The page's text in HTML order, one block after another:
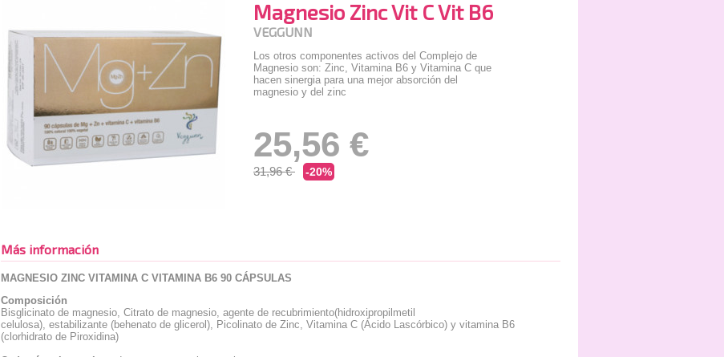
Magnesio Zinc Vit C Vit B6
VEGGUNN
Los otros componentes activos del Complejo de
Magnesio son: Zinc, Vitamina B6 y Vitamina C que
hacen sinergia para una mejor absorción del
magnesio y del zinc
25,56 €
31,96 € -20%
Más información
MAGNESIO ZINC VITAMINA C VITAMINA B6 90 CÁPSULAS
Composición
Bisglicinato de magnesio, Citrato de magnesio, agente de recubrimiento(hidroxipropilmetil
celulosa), estabilizante (behenato de glicerol), Picolinato de Zinc, Vitamina C (Ácido Lascórbico) y vitamina B6
(clorhidrato de Piroxidina)